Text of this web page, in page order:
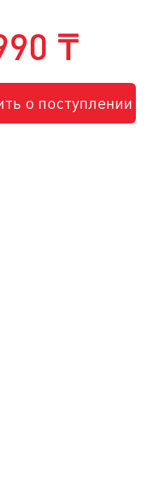
₸
о поступлении